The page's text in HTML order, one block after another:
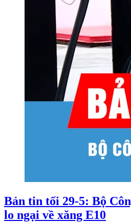
Bản tin tối 29-5: Bộ
lo ngại về xăng E10